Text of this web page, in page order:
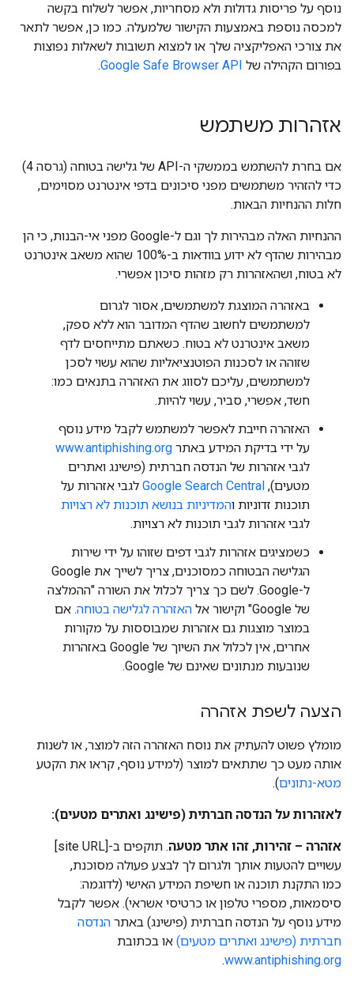
נוסף על פריסות גדולות ולא מסחריות, אפשר לשלוח בקשה
למכסה נוספת באמצעות הקישור שלמעלה. כמו כן, אפשר לתאר
את צורכי האפליקציה שלך או למצוא תשובות לשאלות נפוצות
בפורום הקהילה של Google Safe Browser API
.
אזהרות משתמש
אם בחרת להשתמש בממשקי ה-API של גלישה בטוחה (גרסה 4)
כדי להזהיר משתמשים מפני סיכונים בדפי אינטרנט מסוימים,
חלות ההנחיות הבאות.
ההנחיות האלה מבהירות לך וגם ל-Google מפני אי-הבנות, כי הן
מבהירות שהדף לא ידוע בוודאות ב-100% שהוא משאב אינטרנט
לא בטוח, ושהאזהרות רק מזהות סיכון אפשרי.
באזהרה המוצגת למשתמשים, אסור לגרום
למשתמשים לחשוב שהדף המדובר הוא ללא ספק,
משאב אינטרנט לא בטוח. כשאתם מתייחסים לדף
שזוהה או לסכנות הפוטנציאליות שהוא עשוי לסכן
למשתמשים, עליכם לסווג את האזהרה בתנאים כמו:
חשד, אפשרי, סביר, עשוי להיות.
האזהרה חייבת לאפשר למשתמש לקבל מידע נוסף
על ידי בדיקת המידע באתר www.antiphishing.org
לגבי אזהרות של הנדסה חברתית (פישינג ואתרים
מטעים), Google Search Central לגבי אזהרות על
תוכנות זדוניות והמדיניות בנושא תוכנות לא רצויות
לגבי אזהרות לגבי תוכנות לא רצויות.
כשמציגים אזהרות לגבי דפים שזוהו על ידי שירות
הגלישה הבטוחה כמסוכנים, צריך לשייך את Google
ל-Google. לשם כך צריך לכלול את השורה "ההמלצה
של Google" וקישור אל
האזהרה לגלישה בטוחה. אם
במוצר מוצגות גם אזהרות שמבוססות על מקורות
אחרים, אין לכלול את השיוך של Google באזהרות
שנובעות מנתונים שאינם של Google.
הצעה לשפת אזהרה
מומלץ פשוט להעתיק את נוסח האזהרה הזה למוצר, או לשנות
אותה מעט כך שתתאים למוצר (למידע נוסף, קראו את הקטע
מטא-נתונים).
לאזהרות על הנדסה חברתית (פישינג ואתרים מטעים):
אזהרה – זהירות, זהו אתר מטעה
. תוקפים ב-[site URL]
עשויים להטעות אותך ולגרום לך לבצע פעולה מסוכנת,
כמו התקנת תוכנה או חשיפת המידע האישי (לדוגמה:
סיסמאות, מספרי טלפון או כרטיסי אשראי). אפשר לקבל
מידע נוסף על הנדסה חברתית (פישינג) באתר הנדסה
חברתית (פישינג ואתרים מטעים) או בכתובת
www.antiphishing.org
.